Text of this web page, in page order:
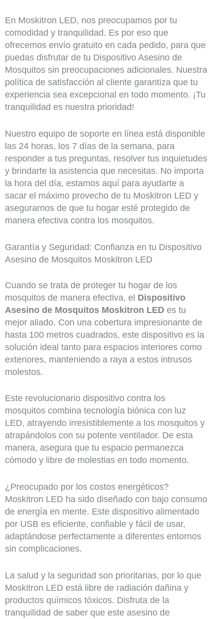
En Moskitron LED, nos preocupamos por tu
comodidad y tranquilidad. Es por eso que
ofrecemos envío gratuito en cada pedido, para que
puedas disfrutar de tu Dispositivo Asesino de
Mosquitos sin preocupaciones adicionales. Nuestra
política de satisfacción al cliente garantiza que tu
experiencia sea excepcional en todo momento. ¡Tu
tranquilidad es nuestra prioridad!
Nuestro equipo de soporte en línea está disponible
las 24 horas, los 7 días de la semana, para
responder a tus preguntas, resolver tus inquietudes
y brindarte la asistencia que necesitas. No importa
la hora del día, estamos aquí para ayudarte a
sacar el máximo provecho de tu Moskitron LED y
asegurarnos de que tu hogar esté protegido de
manera efectiva contra los mosquitos.
Garantía y Seguridad: Confianza en tu Dispositivo
Asesino de Mosquitos Moskitron LED
Cuando se trata de proteger tu hogar de los
mosquitos de manera efectiva, el Dispositivo
Asesino de Mosquitos Moskitron LEDes tu
mejor aliado. Con una cobertura impresionante de
hasta 100 metros cuadrados, este dispositivo es la
solución ideal tanto para espacios interiores como
exteriores, manteniendo a raya a estos intrusos
molestos.
Este revolucionario dispositivo contra los
mosquitos combina tecnología biónica con luz
LED, atrayendo irresistiblemente a los mosquitos y
atrapándolos con su potente ventilador. De esta
manera, asegura que tu espacio permanezca
cómodo y libre de molestias en todo momento.
¿Preocupado por los costos energéticos?
Moskitron LED ha sido diseñado con bajo consumo
de energía en mente. Este dispositivo alimentado
por USB es eficiente, confiable y fácil de usar,
adaptándose perfectamente a diferentes entornos
sin complicaciones.
La salud y la seguridad son prioritarias, por lo que
Moskitron LED está libre de radiación dañina y
productos químicos tóxicos. Disfruta de la
tranquilidad de saber que este asesino de